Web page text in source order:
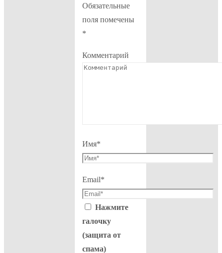
Обязательные
поля помечены
*
Комментарий
Имя*
Email*
Нажмите
галочку
(защита от
спама)